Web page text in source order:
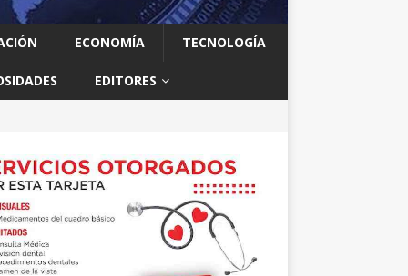
ECONOMÍA TECNOLOGÍA
EDITORES